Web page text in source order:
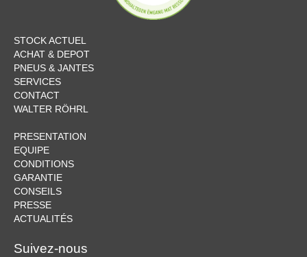
STOCK ACTUEL
ACHAT & DEPOT
PNEUS & JANTES
SERVICES
CONTACT
WALTER RÖHRL
PRESENTATION
EQUIPE
CONDITIONS
GARANTIE
CONSEILS
PRESSE
ACTUALITÉS
Suivez-nous